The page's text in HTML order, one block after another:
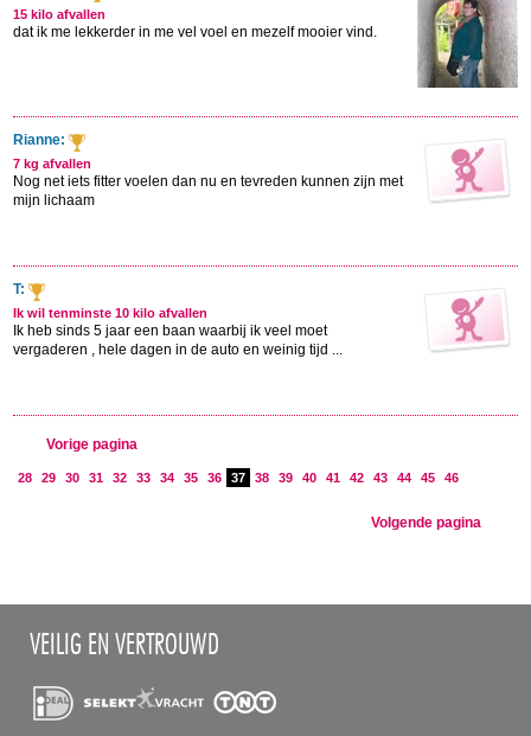
15 kilo afvallen
dat ik me lekkerder in me vel voel en mezelf mooier vind.
Rianne:
7 kg afvallen
Nog net iets fitter voelen dan nu en tevreden kunnen zijn met
mijn lichaam
T:
Ik wil tenminste 10 kilo afvallen
Ik heb sinds 5 jaar een baan waarbij ik veel moet
vergaderen , hele dagen in de auto en weinig tijd ...
Vorige pagina
28 29 30 31 32 33 34 35 36 37 38 39 40 41 42 43 44 45 46
Volgende pagina
VEILIG EN VERTROUWD